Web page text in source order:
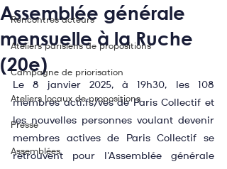
Rencontres acteurs
Ateliers parisiens de propositions
Campagne de priorisation
Ateliers locaux de propositions
Presse
Assemblées
Assemblée générale
mensuelle à la Ruche
(20e)
Le 8 janvier 2025, à 19h30, les 108
membres acti.fs/ves de Paris Collectif et
les nouvelles personnes voulant devenir
membres actives de Paris Collectif se
retrouvent pour l'Assemblée générale